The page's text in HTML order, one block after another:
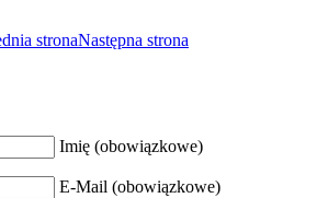
stronaNastępna strona
Imię (obowiązkowe)
E-Mail (obowiązkowe)